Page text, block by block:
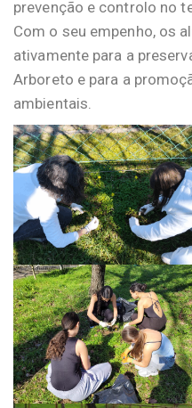
prevenção e controlo no
Com o seu empenho, os
ativamente para a
Arboreto e para a
ambientais.